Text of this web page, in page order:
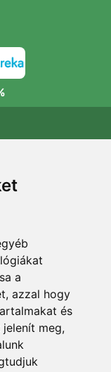
a
azzal hogy
és
meg,
80 EUR
vagy
Bővebben